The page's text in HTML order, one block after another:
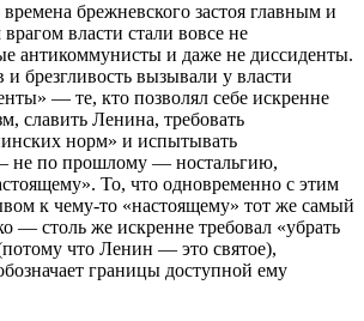
брежневского застоя главным и
власти стали вовсе не
антикоммунисты и даже не диссиденты.
брезгливость вызывали у власти
— те, кто позволял себе искренне
славить Ленина, требовать
норм» и испытывать
не по прошлому — ностальгию,
То, что одновременно с этим
к чему-то «настоящему» тот же самый
— столь же искренне требовал «убрать
что Ленин — это святое),
границы доступной ему